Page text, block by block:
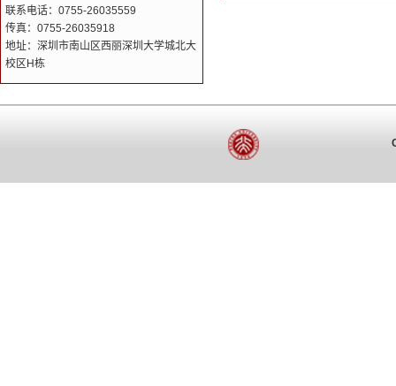
联系电话：0755-26035559
传真：0755-26035918
地址：深圳市南山区西丽深圳大学城北大
校区H栋